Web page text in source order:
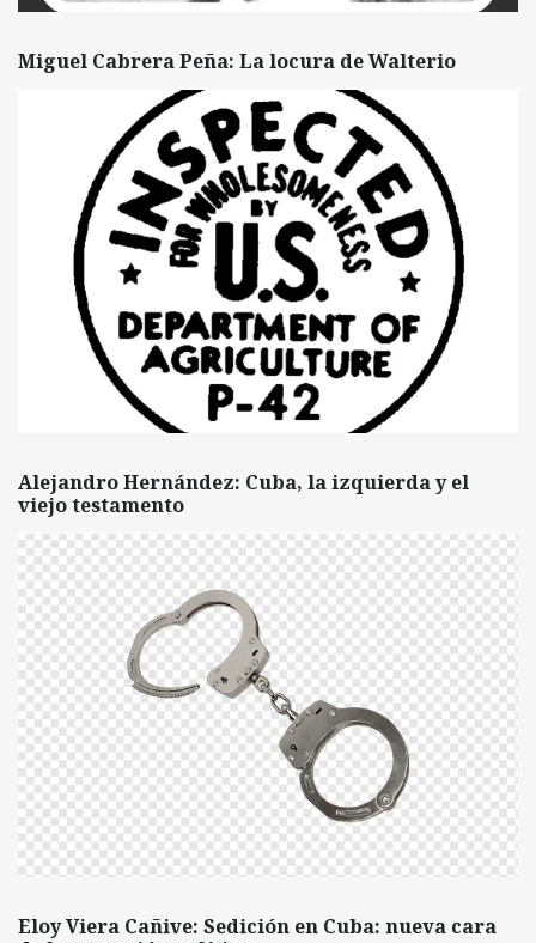
Miguel Cabrera Peña: La locura de Walterio
Alejandro Hernández: Cuba, la izquierda y el
viejo testamento
Eloy Viera Cañive: Sedición en Cuba: nueva cara